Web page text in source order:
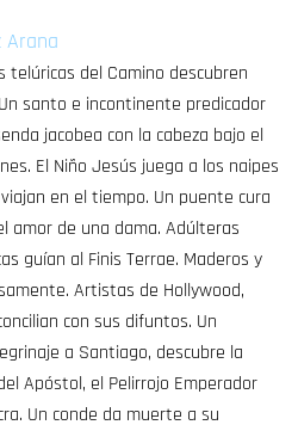
del Camino descubren
santo e incontinente predicador
jacobea con la cabeza bajo el
El Niño Jesús juega a los naipes
en el tiempo. Un puente cura
amor de una dama. Adúlteras
guían al Finis Terrae. Maderos y
Artistas de Hollywood,
con sus difuntos. Un
a Santiago, descubre la
Apóstol, el Pelirrojo Emperador
Un conde da muerte a su